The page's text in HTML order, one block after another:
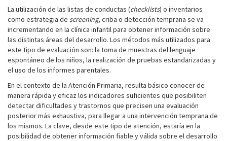
La utilización de las listas de conductas (checklists) o inventarios
como estrategia de screening, criba o detección temprana se va
incrementando en la clínica infantil para obtener información sobre
las distintas áreas del desarrollo. Los métodos más utilizados para
este tipo de evaluación son: la toma de muestras del lenguaje
espontáneo de los niños, la realización de pruebas estandarizadas y
el uso de los informes parentales.
En el contexto de la Atención Primaria, resulta básico conocer de
manera rápida y eficaz los indicadores suficientes que posibiliten
detectar dificultades y trastornos que precisen una evaluación
posterior más exhaustiva, para llegar a una intervención temprana de
los mismos. La clave, desde este tipo de atención, estaría en la
posibilidad de obtener información fiable y válida sobre el desarrollo